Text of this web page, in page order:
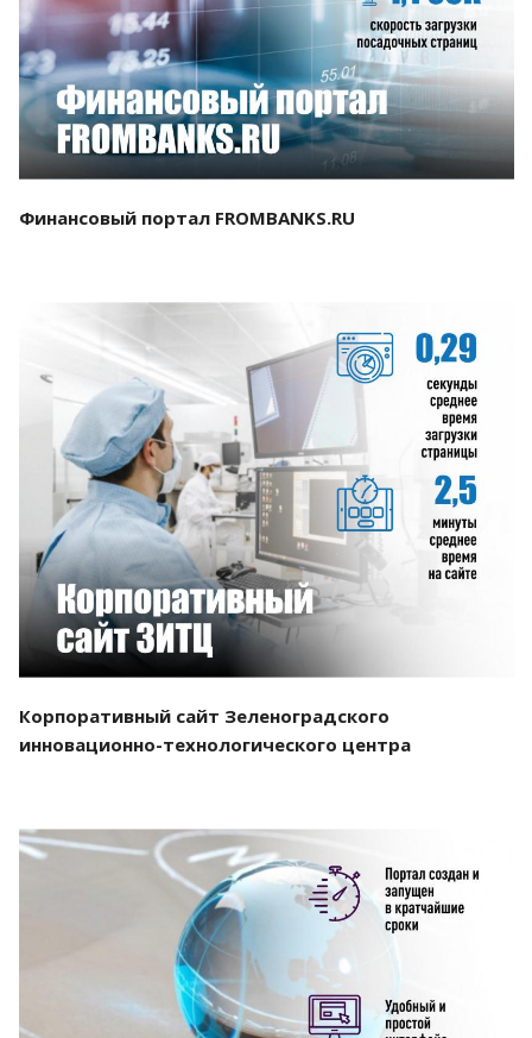
Смотреть проект
Финансовый портал FROMBANKS.RU
Смотреть проект
Корпоративный сайт Зеленоградского
инновационно-технологического центра
Смотреть проект